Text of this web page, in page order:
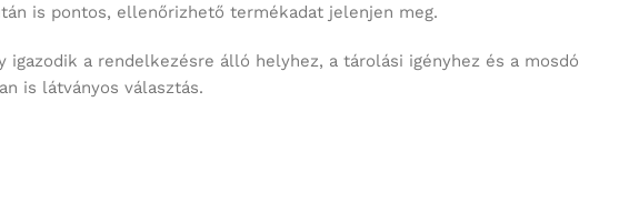
is pontos, ellenőrizhető termékadat jelenjen meg.
a rendelkezésre álló helyhez, a tárolási igényhez és a mosdó
is látványos választás.